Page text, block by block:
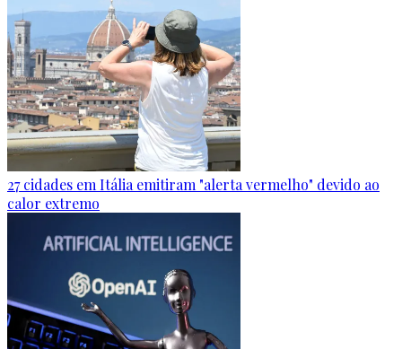
27 cidades em Itália emitiram "alerta vermelho" devido ao
calor extremo